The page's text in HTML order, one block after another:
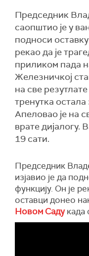
Председник
саопштио је у
подноси
рекао да је
приликом пада
Железничкој
на све
тренутка
Апеловао је на
врате дијалогу.
19 сати.
Председник
изјавио је да
функцију. Он је
оставци донео
Новом Садукада